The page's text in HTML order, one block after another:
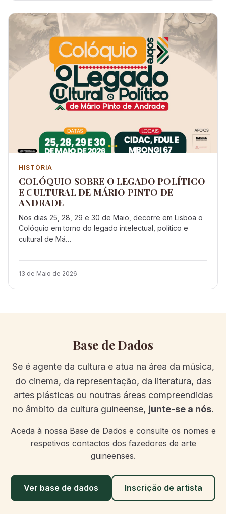
HISTÓRIA
COLÓQUIO SOBRE O LEGADO POLÍTICO
E CULTURAL DE MÁRIO PINTO DE
ANDRADE
Nos dias 25, 28, 29 e 30 de Maio, decorre em Lisboa o
Colóquio em torno do legado intelectual, político e
cultural de Má…
13 de Maio de 2026
Base de Dados
Se é agente da cultura e atua na área da música,
do cinema, da representação, da literatura, das
artes plásticas ou noutras áreas compreendidas
no âmbito da cultura guineense, junte-se a nós.
Aceda à nossa Base de Dados e consulte os nomes e
respetivos contactos dos fazedores de arte
guineenses.
Ver base de dados Inscrição de artista